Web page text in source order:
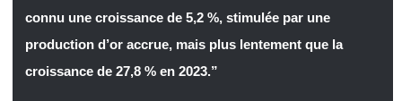
connu une croissance de 5,2 %, stimulée par une
production d’or accrue, mais plus lentement que la
croissance de 27,8 % en 2023.”